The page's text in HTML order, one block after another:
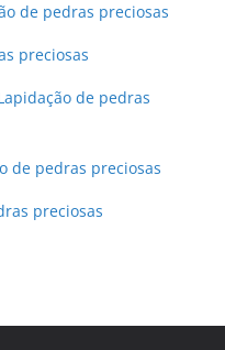
de pedras preciosas
preciosas
de pedras
de pedras preciosas
preciosas